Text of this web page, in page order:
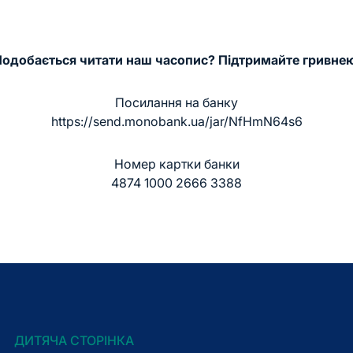
читати наш часопис? Підтримайте
Посилання на банку
https://send.monobank.ua/jar/NfHmN64s6
Номер картки банки
4874 1000 2666 3388
ДИТЯЧА СТОРІНКА